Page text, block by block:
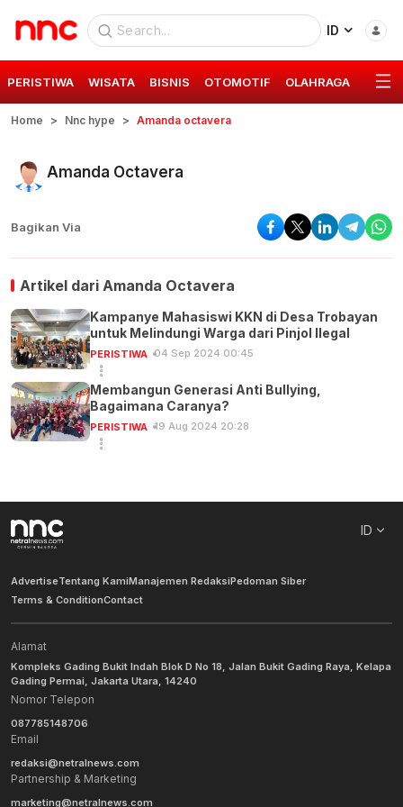
ID
PERISTIWA WISATA BISNIS OTOMOTIF OLAHRAGA GAYA
Home Nnc hype Amanda octavera
Amanda Octavera
Bagikan Via
Artikel dari Amanda Octavera
Kampanye Mahasiswi KKN di Desa Trobayan
untuk Melindungi Warga dari Pinjol Ilegal
PERISTIWA 04 Sep 2024 00:45
Membangun Generasi Anti Bullying,
Bagaimana Caranya?
PERISTIWA 19 Aug 2024 20:28
ID
AdvertiseTentang KamiManajemen RedaksiPedoman Siber
Terms & ConditionContact
Alamat
Kompleks Gading Bukit Indah Blok D No 18, Jalan Bukit Gading Raya, Kelapa
Gading Permai, Jakarta Utara, 14240
Nomor Telepon
087785148706
Email
redaksi@netralnews.com
Partnership & Marketing
marketing@netralnews.com